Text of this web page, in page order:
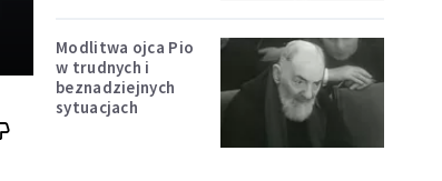
Modlitwa ojca Pio
w trudnych i
beznadziejnych
sytuacjach